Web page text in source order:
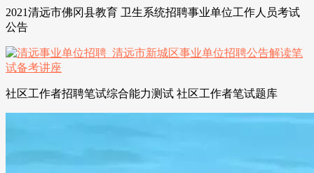
2021清远市佛冈县教育 卫生系统招聘事业单位工作人员考试
公告
社区工作者招聘笔试综合能力测试 社区工作者笔试题库